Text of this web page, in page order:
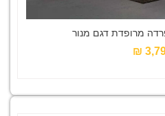
מרופדת דגם מנור